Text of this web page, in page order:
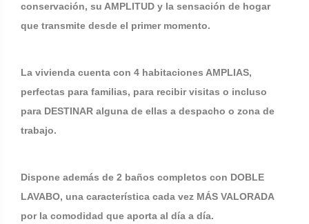
conservación, su AMPLITUD y la sensación de hogar
que transmite desde el primer momento.
La vivienda cuenta con 4 habitaciones AMPLIAS,
perfectas para familias, para recibir visitas o incluso
para DESTINAR alguna de ellas a despacho o zona de
trabajo.
Dispone además de 2 baños completos con DOBLE
LAVABO, una característica cada vez MÁS VALORADA
por la comodidad que aporta al día a día.